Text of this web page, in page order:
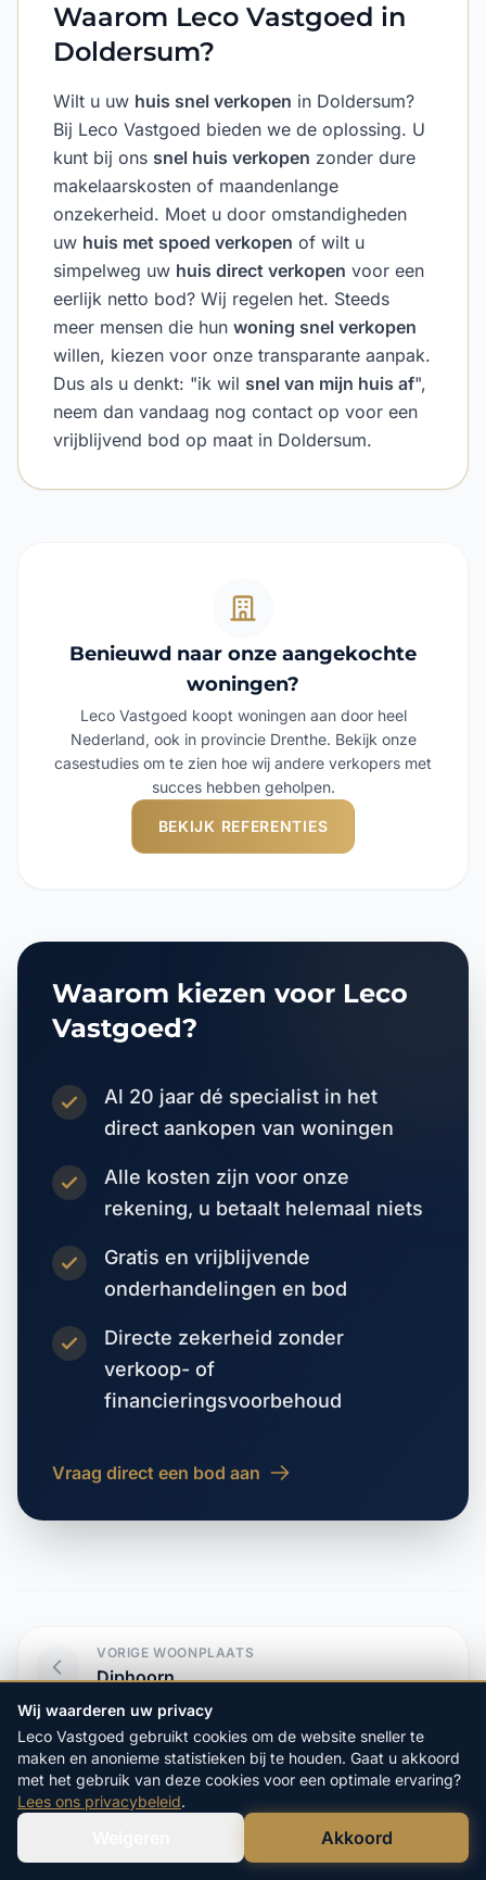
Waarom Leco Vastgoed in
Doldersum?
Wilt u uw huis snel verkopen in Doldersum?
Bij Leco Vastgoed bieden we de oplossing. U
kunt bij ons snel huis verkopen zonder dure
makelaarskosten of maandenlange
onzekerheid. Moet u door omstandigheden
uw huis met spoed verkopen of wilt u
simpelweg uw huis direct verkopen voor een
eerlijk netto bod? Wij regelen het. Steeds
meer mensen die hun woning snel verkopen
willen, kiezen voor onze transparante aanpak.
Dus als u denkt: "ik wil snel van mijn huis af",
neem dan vandaag nog contact op voor een
vrijblijvend bod op maat in Doldersum.
Benieuwd naar onze aangekochte
woningen?
Leco Vastgoed koopt woningen aan door heel
Nederland, ook in provincie Drenthe. Bekijk onze
casestudies om te zien hoe wij andere verkopers met
succes hebben geholpen.
BEKIJK REFERENTIES
Waarom kiezen voor Leco
Vastgoed?
Al 20 jaar dé specialist in het
direct aankopen van woningen
Alle kosten zijn voor onze
rekening, u betaalt helemaal niets
Gratis en vrijblijvende
onderhandelingen en bod
Directe zekerheid zonder
verkoop- of
financieringsvoorbehoud
Vraag direct een bod aan
VORIGE WOONPLAATS
Diphoorn
VOLGENDE WOONPLAATS
Donderen
Start hier uw vrijblijvende
Bel Ons Direct
Wij waarderen uw privacy
Leco Vastgoed gebruikt cookies om de website sneller te
maken en anonieme statistieken bij te houden. Gaat u akkoord
met het gebruik van deze cookies voor een optimale ervaring?
Lees ons privacybeleid.
Akkoord